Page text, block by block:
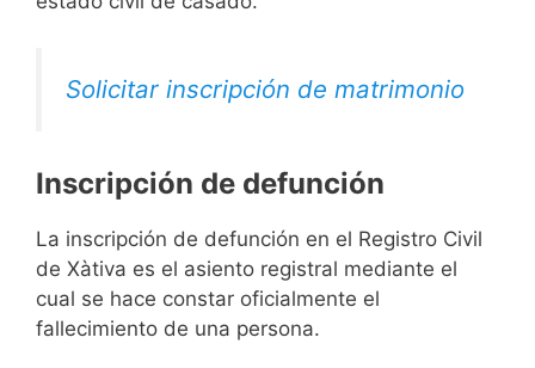
Solicitar inscripción de matrimonio
Inscripción de defunción
La inscripción de defunción en el Registro Civil
de Xàtiva es el asiento registral mediante el
cual se hace constar oficialmente el
fallecimiento de una persona.